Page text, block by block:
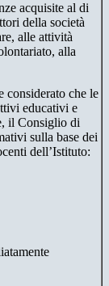
acquisite al di
della società
alle attività
alla
considerato che le
educativi e
il Consiglio di
sulla base dei
dell’Istituto: